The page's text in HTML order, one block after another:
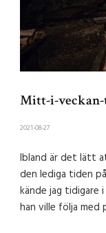
Mitt-i-
2021-08-27
Ibland är det lätt
den lediga tiden
kände jag tidigare
han ville följa